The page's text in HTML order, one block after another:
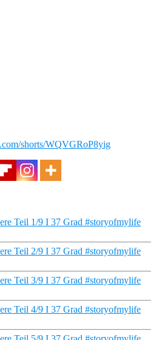
shorts/WQVGRoP8yig
Teil 1/9 I 37 Grad #storyofmylife
Teil 2/9 I 37 Grad #storyofmylife
Teil 3/9 I 37 Grad #storyofmylife
Teil 4/9 I 37 Grad #storyofmylife